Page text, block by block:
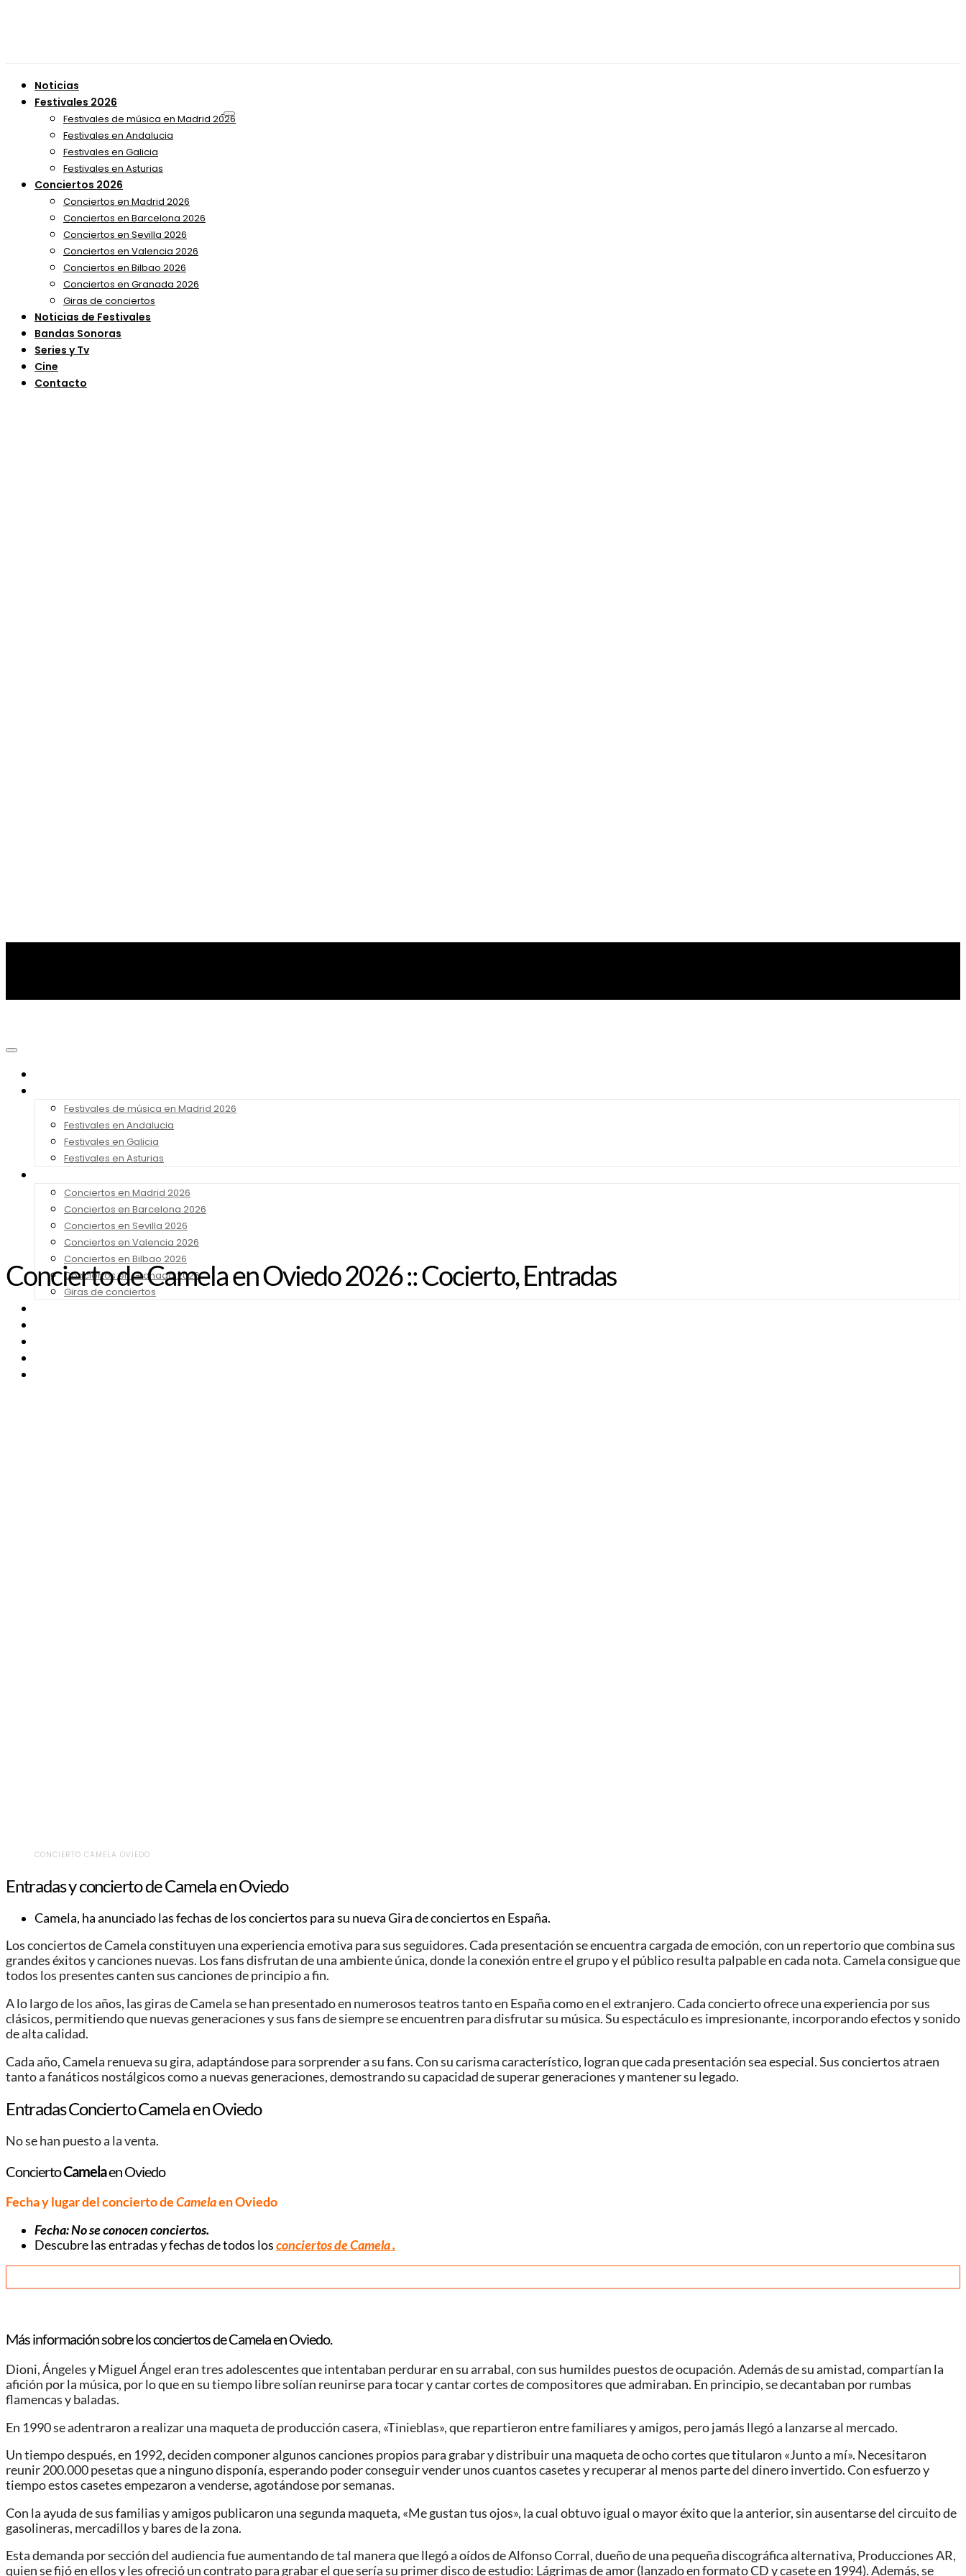
Noticias
Festivales 2026
Festivales de música en Madrid 2026
Festivales en Andalucia
Festivales en Galicia
Festivales en Asturias
Conciertos 2026
Conciertos en Madrid 2026
Conciertos en Barcelona 2026
Conciertos en Sevilla 2026
Conciertos en Valencia 2026
Conciertos en Bilbao 2026
Conciertos en Granada 2026
Giras de conciertos
Noticias de Festivales
Bandas Sonoras
Series y Tv
Cine
Contacto
Festivales de música en Madrid 2026
Festivales en Andalucia
Festivales en Galicia
Festivales en Asturias
Conciertos en Madrid 2026
Conciertos en Barcelona 2026
Conciertos en Sevilla 2026
Conciertos en Valencia 2026
Conciertos en Bilbao 2026
Conciertos en Granada 2026
Giras de conciertos
Concierto de Camela en Oviedo 2026 :: Cocierto, Entradas
CONCIERTO CAMELA OVIEDO
Entradas y concierto de Camela en Oviedo
Camela, ha anunciado las fechas de los conciertos para su nueva Gira de conciertos en España.
Los conciertos de Camela constituyen una experiencia emotiva para sus seguidores. Cada presentación se encuentra cargada de emoción, con un repertorio que combina sus
grandes éxitos y canciones nuevas. Los fans disfrutan de una ambiente única, donde la conexión entre el grupo y el público resulta palpable en cada nota. Camela consigue que
todos los presentes canten sus canciones de principio a fin.
A lo largo de los años, las giras de Camela se han presentado en numerosos teatros tanto en España como en el extranjero. Cada concierto ofrece una experiencia por sus
clásicos, permitiendo que nuevas generaciones y sus fans de siempre se encuentren para disfrutar su música. Su espectáculo es impresionante, incorporando efectos y sonido
de alta calidad.
Cada año, Camela renueva su gira, adaptándose para sorprender a su fans. Con su carisma característico, logran que cada presentación sea especial. Sus conciertos atraen
tanto a fanáticos nostálgicos como a nuevas generaciones, demostrando su capacidad de superar generaciones y mantener su legado.
Entradas Concierto Camela en Oviedo
No se han puesto a la venta.
ConciertoCamelaen Oviedo
Fecha y lugar del concierto deCamelaen Oviedo
Fecha: No se conocen conciertos.
Descubre las entradas y fechas de todos losconciertos de Camela .
Más información sobre los conciertos de Camela en Oviedo.
Dioni, Ángeles y Miguel Ángel eran tres adolescentes que intentaban perdurar en su arrabal, con sus humildes puestos de ocupación. Además de su amistad, compartían la
afición por la música, por lo que en su tiempo libre solían reunirse para tocar y cantar cortes de compositores que admiraban. En principio, se decantaban por rumbas
flamencas y baladas.
En 1990 se adentraron a realizar una maqueta de producción casera, «Tinieblas», que repartieron entre familiares y amigos, pero jamás llegó a lanzarse al mercado.
Un tiempo después, en 1992, deciden componer algunos canciones propios para grabar y distribuir una maqueta de ocho cortes que titularon «Junto a mí». Necesitaron
reunir 200.000 pesetas que a ninguno disponía, esperando poder conseguir vender unos cuantos casetes y recuperar al menos parte del dinero invertido. Con esfuerzo y
tiempo estos casetes empezaron a venderse, agotándose por semanas.
Con la ayuda de sus familias y amigos publicaron una segunda maqueta, «Me gustan tus ojos», la cual obtuvo igual o mayor éxito que la anterior, sin ausentarse del circuito de
gasolineras, mercadillos y bares de la zona.
Esta demanda por sección del audiencia fue aumentando de tal manera que llegó a oídos de Alfonso Corral, dueño de una pequeña discográfica alternativa, Producciones AR,
quien se fijó en ellos y les ofreció un contrato para grabar el que sería su primer disco de estudio: Lágrimas de amor (lanzado en formato CD y casete en 1994). Además, se